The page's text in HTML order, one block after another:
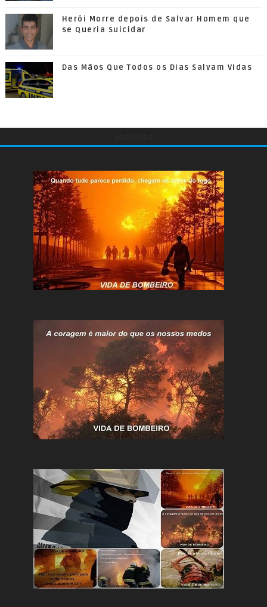
Herói Morre depois de Salvar Homem que
se Queria Suicidar
Das Mãos Que Todos os Dias Salvam Vidas